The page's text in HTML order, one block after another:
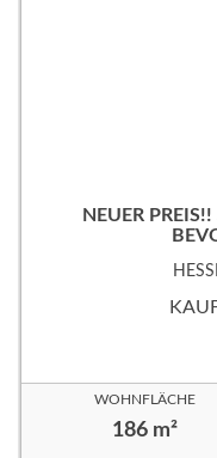
NEUER
WOHNFLÄCHE
186 m²